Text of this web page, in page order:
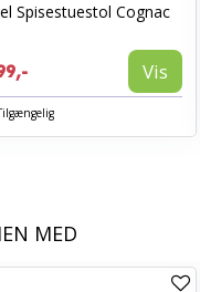
Spisestuestol Cognac
Vis
MED